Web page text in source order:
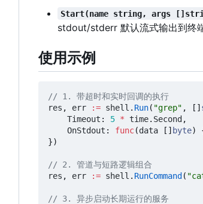
Start(name string, args
stdout/stderr 默认流式输出到终
使用示例
// 1. 带超时和实时回调的执行
res , err := shell . Run( "grep" , []
Timeout : 5 * time. Second ,
OnStdout : func(data [] byte)
})
// 2. 管道与短路逻辑组合
res , err := shell . RunCommand (
// 3. 异步启动长期运行的服务